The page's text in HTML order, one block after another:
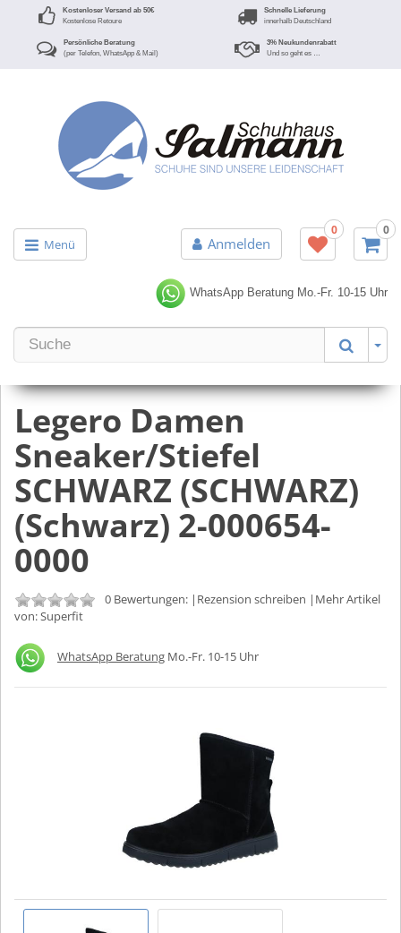
Kostenloser Versand ab 50€
Kostenlose Retoure
Schnelle Lieferung
innerhalb Deutschland
Persönliche Beratung
(per Telefon, WhatsApp & Mail)
3% Neukundenrabatt
Und so geht es …
Menü Anmelden
0 0
WhatsApp Beratung Mo.-Fr. 10-15 Uhr
Legero Damen
Sneaker/Stiefel
SCHWARZ (SCHWARZ)
(Schwarz) 2-000654-
0000
0 Bewertungen: | Rezension schreiben |Mehr Artikel
von:Superfit
WhatsApp Beratung Mo.-Fr. 10-15 Uhr